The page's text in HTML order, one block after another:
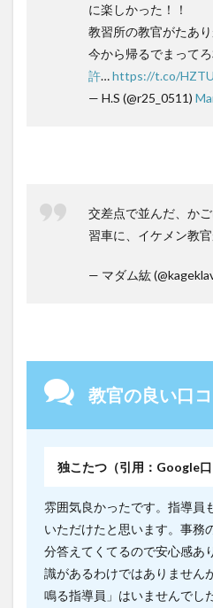
に楽しかった！！
教習所の教官がたあ
今から帰るでまって
許…https://t.co/
— H.S (@r25_0511)
交差点で並んだ、か
習車に、イケメン教官
— マダム紘
教官の良い口コ
独こたつ（引用：Google口
雰囲気良かったです。指導員
いただけたと思います。事務
分答えてくてるので安心感あ
識があるわけではありません
鳴る指導員」はいませんでし